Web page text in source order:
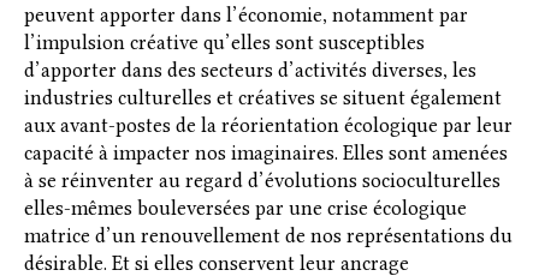
peuvent apporter dans l’économie, notamment par
l’impulsion créative qu’elles sont susceptibles
d’apporter dans des secteurs d’activités diverses, les
industries culturelles et créatives se situent également
aux avant-postes de la réorientation écologique par leur
capacité à impacter nos imaginaires. Elles sont amenées
à se réinventer au regard d’évolutions socioculturelles
elles-mêmes bouleversées par une crise écologique
matrice d’un renouvellement de nos représentations du
désirable. Et si elles conservent leur ancrage